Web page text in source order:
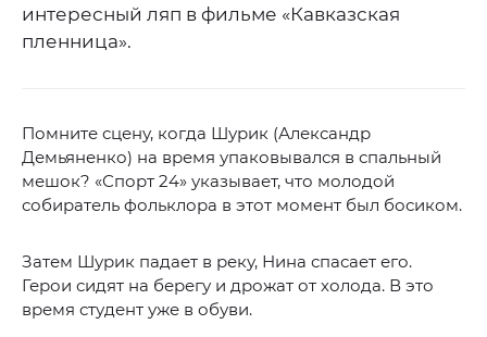
интересный ляп в фильме «Кавказская
пленница».
Помните сцену, когда Шурик (Александр
Демьяненко) на время упаковывался в спальный
мешок? «Спорт 24» указывает, что молодой
собиратель фольклора в этот момент был босиком.
Затем Шурик падает в реку, Нина спасает его.
Герои сидят на берегу и дрожат от холода. В это
время студент уже в обуви.